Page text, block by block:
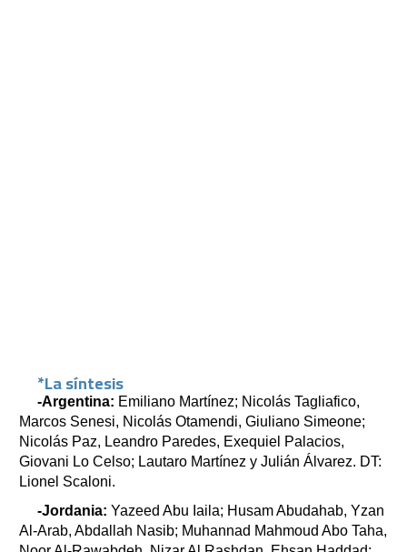
*La síntesis
-Argentina: Emiliano Martínez; Nicolás Tagliafico,
Marcos Senesi, Nicolás Otamendi, Giuliano Simeone;
Nicolás Paz, Leandro Paredes, Exequiel Palacios,
Giovani Lo Celso; Lautaro Martínez y Julián Álvarez. DT:
Lionel Scaloni.
-Jordania: Yazeed Abu Iaila; Husam Abudahab, Yzan
Al-Arab, Abdallah Nasib; Muhannad Mahmoud Abo Taha,